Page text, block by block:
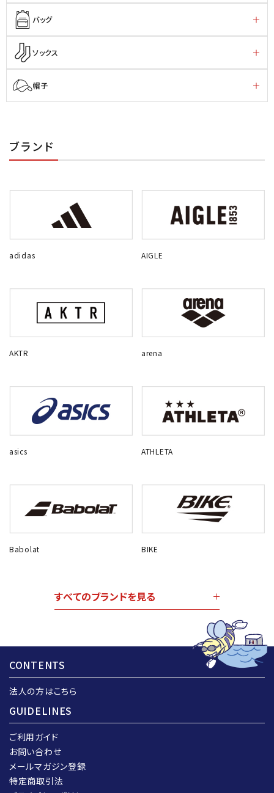
バッグ
ソックス
帽子
ブランド
adidas AIGLE
AKTR arena
asics ATHLETA
Babolat BIKE
すべてのブランドを見る
CONTENTS
法人の方はこちら
GUIDELINES
ご利用ガイド
お問い合わせ
メールマガジン登録
特定商取引法